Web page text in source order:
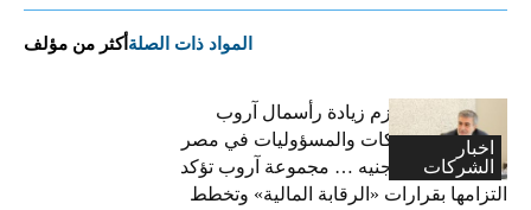
المواد ذات الصلة أكثر من مؤلف
اخبار
الشركات
فاتح بكداش:نعتزم زيادة رأسمال آروب
لتأمينات الممتلكات والمسؤوليات في مصر
إلى 600 مليون جنيه … مجموعة آروب تؤكد
التزامها بقرارات «الرقابة المالية» وتخطط